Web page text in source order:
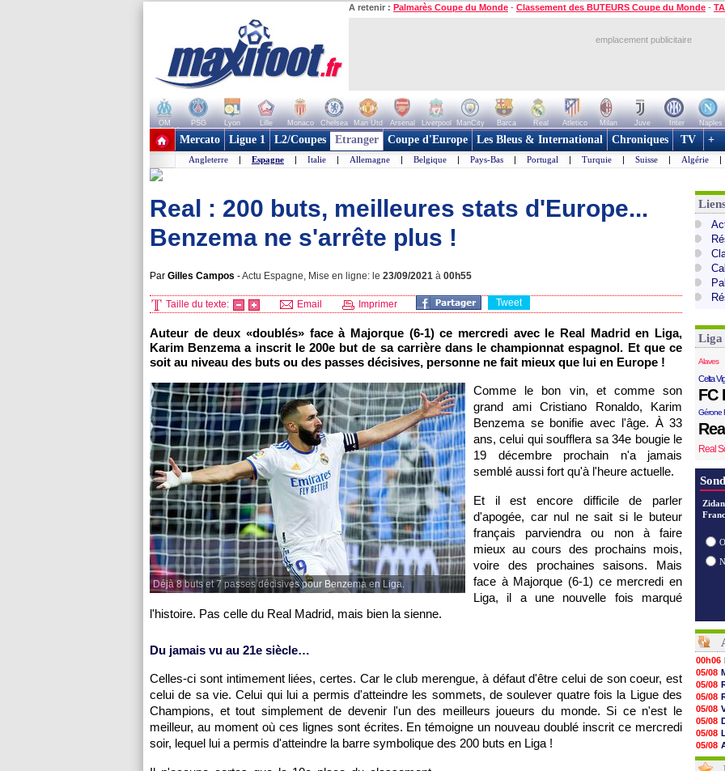
A retenir : Palmarès Coupe du Monde - Classement des BUTEURS Coupe du Monde -
emplacement publicitaire
OM PSG Lyon Lille Monaco Chelsea Man Utd Arsenal Liverpool ManCity Barca Real Atletico Milan Juve Inter Naples
+ de clubs
Mercato Ligue 1 L2/Coupes Etranger Coupe d'Europe Les Bleus & International Chroniques TV +
Angleterre | Espagne | Italie | Allemagne | Belgique | Pays-Bas | Portugal | Turquie | Suisse | Algérie |
Real : 200 buts, meilleures stats d'Europe...
Benzema ne s'arrête plus !
Par Gilles Campos -Actu Espagne, Mise en ligne: le 23/09/2021 à 00h55
Taille du texte: Email Imprimer Tweet
Auteur de deux «doublés» face à Majorque (6-1) ce mercredi avec le Real Madrid en Liga,
Karim Benzema a inscrit le 200e but de sa carrière dans le championnat espagnol. Et que ce
soit au niveau des buts ou des passes décisives, personne ne fait mieux que lui en Europe !
Déjà 8 buts et 7 passes décisives pour Benzema en Liga.
Comme le bon vin, et comme son
grand ami Cristiano Ronaldo, Karim
Benzema se bonifie avec l'âge. À 33
ans, celui qui soufflera sa 34e bougie le
19 décembre prochain n'a jamais
semblé aussi fort qu'à l'heure actuelle.
Et il est encore difficile de parler
d'apogée, car nul ne sait si le buteur
français parviendra ou non à faire
mieux au cours des prochains mois,
voire des prochaines saisons. Mais
face à Majorque (6-1) ce mercredi en
Liga, il a une nouvelle fois marqué
l'histoire. Pas celle du Real Madrid, mais bien la sienne.
Du jamais vu au 21e siècle…
Celles-ci sont intimement liées, certes. Car le club merengue, à défaut d'être celui de son coeur, est
celui de sa vie. Celui qui lui a permis d'atteindre les sommets, de soulever quatre fois la Ligue des
Champions, et tout simplement de devenir l'un des meilleurs joueurs du monde. Si ce n'est le
meilleur, au moment où ces lignes sont écrites. En témoigne un nouveau doublé inscrit ce mercredi
soir, lequel lui a permis d'atteindre la barre symbolique des 200 buts en Liga !
Liga
Alaves
Celta
FC
Gérone
Real
00h06
05/08
05/08
05/08
05/08
05/08
05/08
05/08
05/08